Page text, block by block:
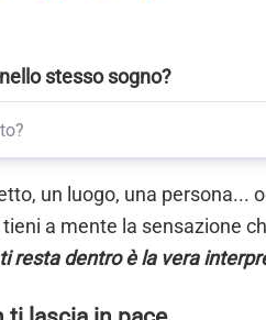
nello stesso sogno?
un luogo, una persona...
a mente la sensazione
resta dentro è la vera